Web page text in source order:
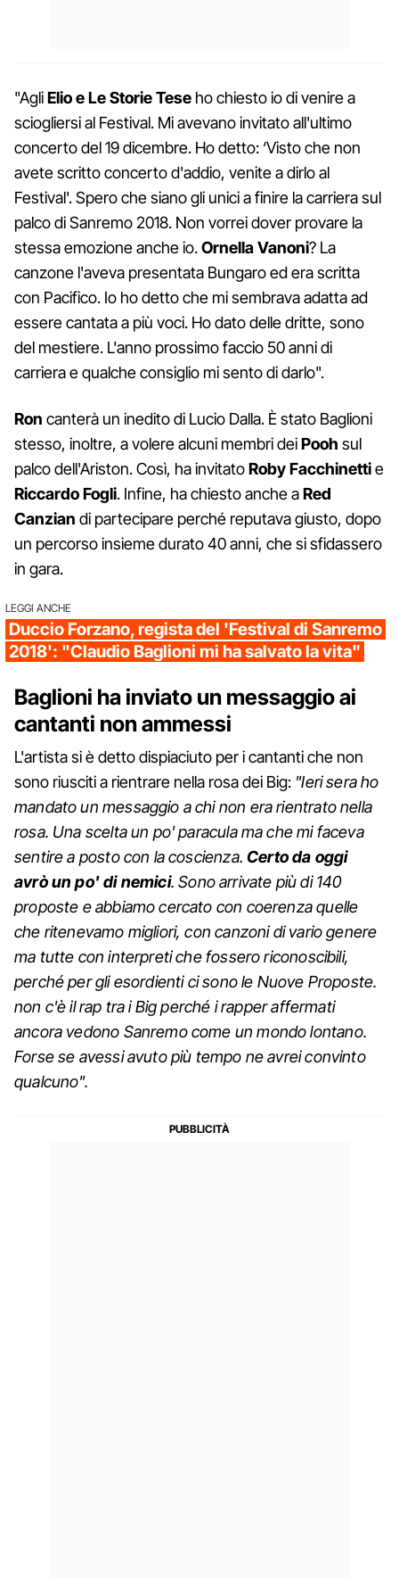
"AgliElio e Le Storie Tese ho chiesto io di venire a
sciogliersi al Festival. Mi avevano invitato all'ultimo
concerto del 19 dicembre. Ho detto: ‘Visto che non
avete scritto concerto d'addio, venite a dirlo al
Festival'. Spero che siano gli unici a finire la carriera sul
palco di Sanremo 2018. Non vorrei dover provare la
stessa emozione anche io.Ornella Vanoni? La
canzone l'aveva presentata Bungaro ed era scritta
con Pacifico. Io ho detto che mi sembrava adatta ad
essere cantata a più voci. Ho dato delle dritte, sono
del mestiere. L'anno prossimo faccio 50 anni di
carriera e qualche consiglio mi sento di darlo".
Ron canterà un inedito di Lucio Dalla. È stato Baglioni
stesso, inoltre, a volere alcuni membri deiPooh sul
palco dell'Ariston. Così, ha invitatoRoby Facchinettie
Riccardo Fogli. Infine, ha chiesto anche aRed
Canzian di partecipare perché reputava giusto, dopo
un percorso insieme durato 40 anni, che si sfidassero
in gara.
LEGGI ANCHE
Duccio Forzano, regista del 'Festival di Sanremo
2018': "Claudio Baglioni mi ha salvato la vita"
Baglioni ha inviato un messaggio ai
cantanti non ammessi
L'artista si è detto dispiaciuto per i cantanti che non
sono riusciti a rientrare nella rosa dei Big: "Ieri sera ho
mandato un messaggio a chi non era rientrato nella
rosa. Una scelta un po' paracula ma che mi faceva
sentire a posto con la coscienza.Certo da oggi
avrò un po' di nemici. Sono arrivate più di 140
proposte e abbiamo cercato con coerenza quelle
che ritenevamo migliori, con canzoni di vario genere
ma tutte con interpreti che fossero riconoscibili,
perché per gli esordienti ci sono le Nuove Proposte.
non c'è il rap tra i Big perché i rapper affermati
ancora vedono Sanremo come un mondo lontano.
Forse se avessi avuto più tempo ne avrei convinto
qualcuno".